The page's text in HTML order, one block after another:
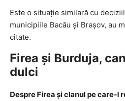
Este o situaţie similară cu
municipiile Bacău şi Braşov, au
citate.
Firea și Burduja,
dulci
Despre Firea și clanul pe care-l